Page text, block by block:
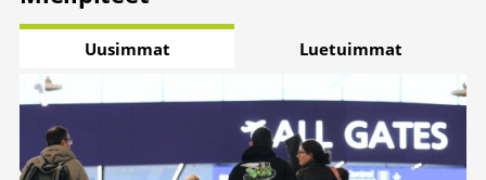
Uusimmat Luetuimmat